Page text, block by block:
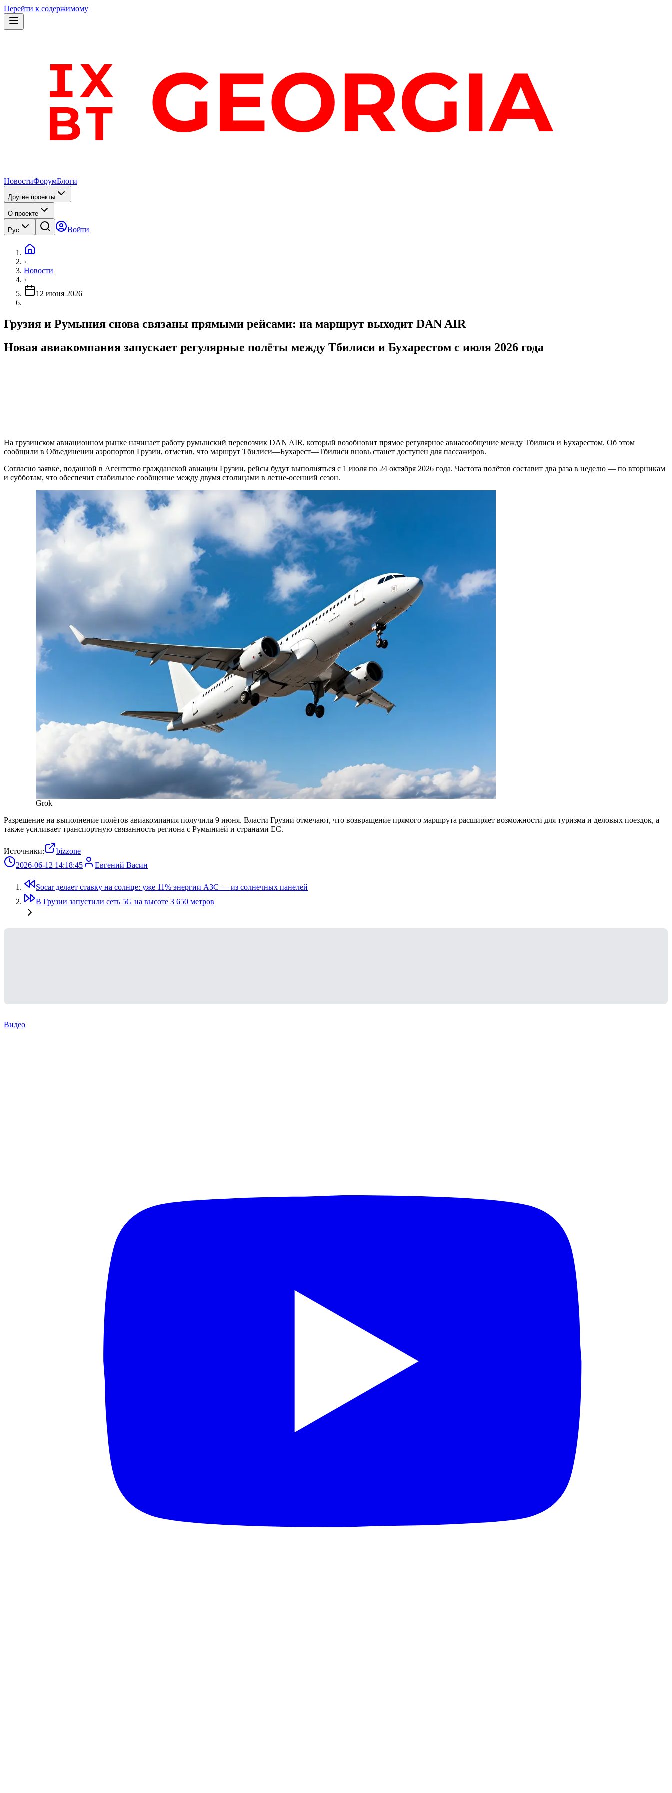
Перейти к содержимому
НовостиФорумБлоги
Другие проекты
О проекте
Рус Войти
›
Новости
›
12 июня 2026
Грузия и Румыния снова связаны прямыми рейсами: на маршрут выходит DAN AIR
Новая авиакомпания запускает регулярные полёты между Тбилиси и Бухарестом с июля 2026 года
На грузинском авиационном рынке начинает работу румынский перевозчик DAN AIR, который возобновит прямое регулярное авиасообщение между Тбилиси и Бухарестом. Об этом
сообщили в Объединении аэропортов Грузии, отметив, что маршрут Тбилиси—Бухарест—Тбилиси вновь станет доступен для пассажиров.
Согласно заявке, поданной в Агентство гражданской авиации Грузии, рейсы будут выполняться с 1 июля по 24 октября 2026 года. Частота полётов составит два раза в неделю — по вторникам
и субботам, что обеспечит стабильное сообщение между двумя столицами в летне-осенний сезон.
Grok
Разрешение на выполнение полётов авиакомпания получила 9 июня. Власти Грузии отмечают, что возвращение прямого маршрута расширяет возможности для туризма и деловых поездок, а
также усиливает транспортную связанность региона с Румынией и странами ЕС.
Источники:
bizzone
2026-06-12 14:18:45
Евгений Васин
Socar делает ставку на солнце: уже 11% энергии АЗС — из солнечных панелей
В Грузии запустили сеть 5G на высоте 3 650 метров
Видео